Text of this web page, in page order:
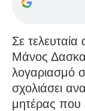
Σε
Μάνος
λογαριασμό
σχολιάσει
μητέρας που